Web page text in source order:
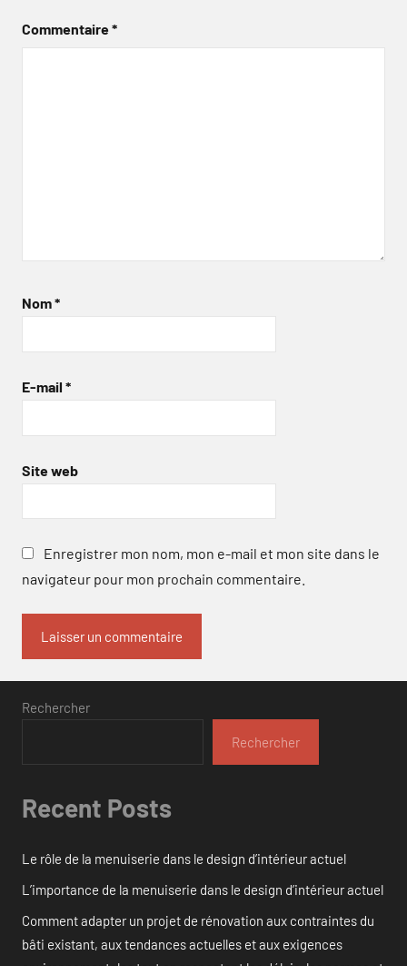
Commentaire*
Nom*
E-mail *
Site web
Enregistrer mon nom, mon e-mail et mon site dans le
navigateur pour mon prochain commentaire.
Rechercher
Rechercher
Recent Posts
Le rôle de la menuiserie dans le design d’intérieur actuel
L’importance de la menuiserie dans le design d’intérieur actuel
Comment adapter un projet de rénovation aux contraintes du
bâti existant, aux tendances actuelles et aux exigences